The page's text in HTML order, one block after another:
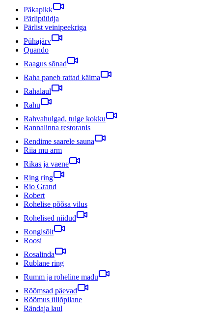
Päkapikk
Pärlipüüdja
Pärlist veinipeekriga
Pühajärv
Quando
Raagus sõnad
Raha paneb rattad käima
Rahalaul
Rahu
Rahvahulgad, tulge kokku
Rannalinna restoranis
Rendime saarele sauna
Riia mu arm
Rikas ja vaene
Ring ring
Rio Grand
Robert
Rohelise põõsa vilus
Rohelised niidud
Rongisõit
Roosi
Rosalinda
Rublane ring
Rumm ja roheline madu
Rõõmsad päevad
Rõõmus üliõpilane
Rändaja laul